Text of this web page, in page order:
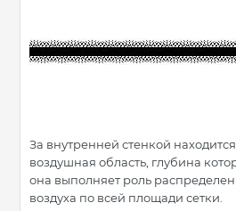
За внутренней стенкой
воздушная область, глубина
она выполняет роль
воздуха по всей площади сетки.